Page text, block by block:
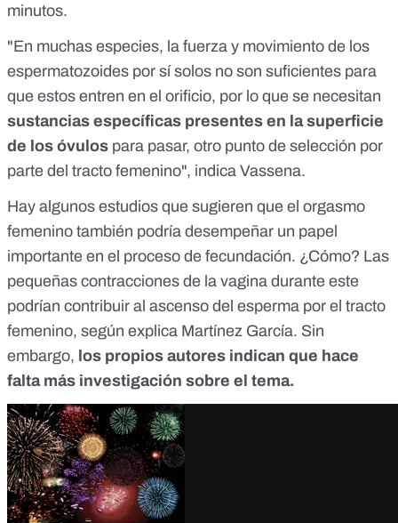
minutos.
"En muchas especies, la fuerza y movimiento de los
espermatozoides por sí solos no son suficientes para
que estos entren en el orificio, por lo que se necesitan
sustancias específicas presentes en la superficie
de los óvulos para pasar, otro punto de selección por
parte del tracto femenino", indica Vassena.
Hay algunos estudios que sugieren que el orgasmo
femenino también podría desempeñar un papel
importante en el proceso de fecundación. ¿Cómo? Las
pequeñas contracciones de la vagina durante este
podrían contribuir al ascenso del esperma por el tracto
femenino, según explica Martínez García. Sin
embargo, los propios autores indican que hace
falta más investigación sobre el tema.